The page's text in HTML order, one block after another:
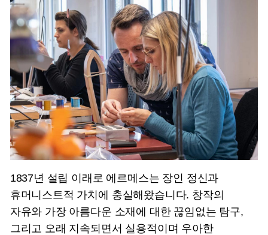
1837년 설립 이래로 에르메스는 장인 정신과
휴머니스트적 가치에 충실해왔습니다. 창작의
자유와 가장 아름다운 소재에 대한 끊임없는 탐구,
그리고 오래 지속되면서 실용적이며 우아한